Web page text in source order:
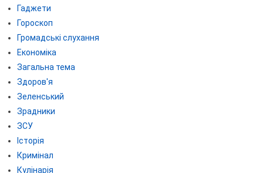
Гаджети
Гороскоп
Громадські слухання
Економіка
Загальна тема
Здоров'я
Зеленський
Зрадники
ЗСУ
Історія
Кримінал
Кулінарія